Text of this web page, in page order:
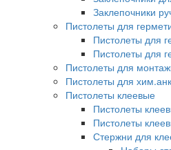
Заклепочники
Пистолеты для
Пистолеты для
Пистолеты для
Пистолеты для
Пистолеты для
Пистолеты клеевые
Пистолеты
Пистолеты
Стержни для